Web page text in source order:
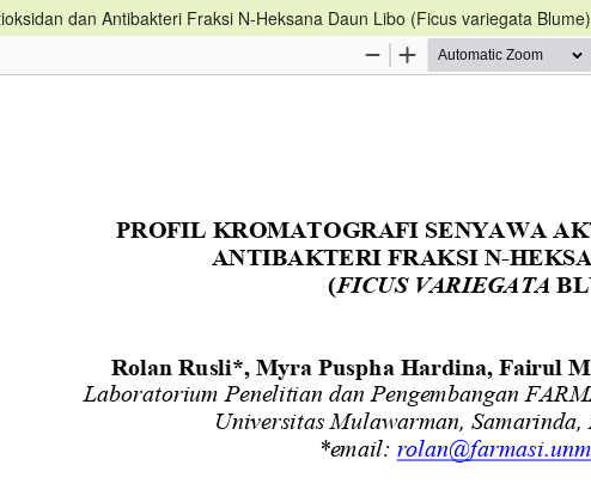
dan Antibakteri Fraksi N-Heksana Daun Libo (Ficus variegata Blume)